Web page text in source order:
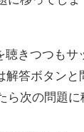
聴きつつもサ
解答ボタンと
ら次の問題